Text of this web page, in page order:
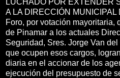
A LA DIRECCIÓN
Foro, por votación mayoritaria,
de Pinamar a los actuales
Seguridad, Sres. Jorge Van
que ocupen esos cargos,
diaria en el accionar de los
ejecución del presupuesto de